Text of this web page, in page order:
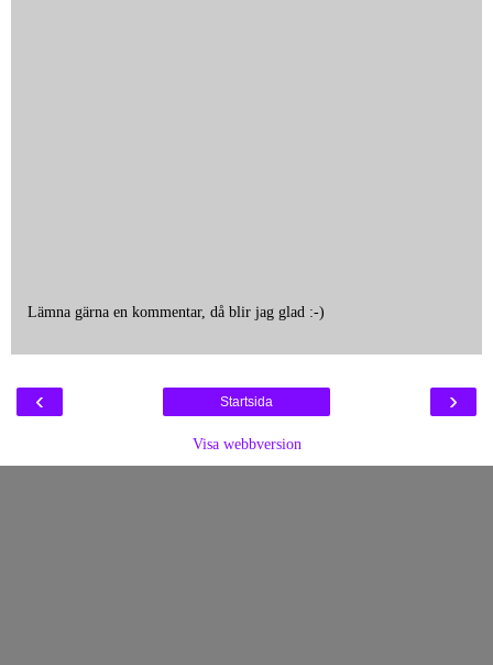
Lämna gärna en kommentar, då blir jag glad :-)
‹ ›
Startsida
Visa webbversion